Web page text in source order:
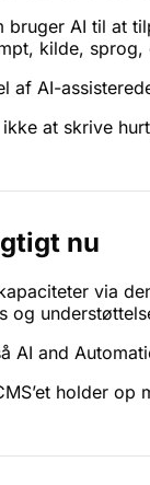
bruger AI til at
kilde,
af AI-
at skrive
nu
via
og
AI and
holder